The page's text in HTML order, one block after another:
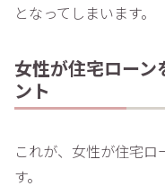
となってしまいます。
女性が住宅ローン
ント
これが、女性が住宅
す。